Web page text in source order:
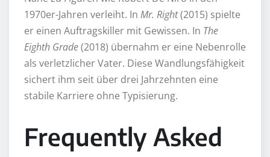
1970er-Jahren verleiht. In Mr. Right(2015) spielte
er einen Auftragskiller mit Gewissen. In The
Eighth Grade(2018) übernahm er eine Nebenrolle
als verletzlicher Vater. Diese Wandlungsfähigkeit
sichert ihm seit über drei Jahrzehnten eine
stabile Karriere ohne Typisierung.
Frequently Asked